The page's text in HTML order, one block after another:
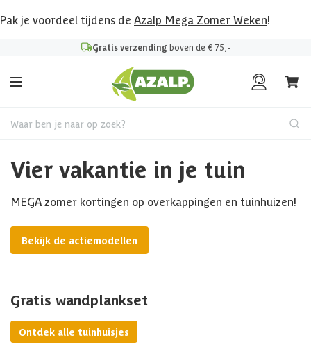
Pak je voordeel tijdens de Azalp Mega Zomer Weken!
Gratis verzending boven de € 75,-
Waar ben je naar op zoek?
Vier vakantie in je tuin
MEGA zomer kortingen op overkappingen en tuinhuizen!
Bekijk de actiemodellen
Gratis wandplankset
Ontdek alle tuinhuisjes